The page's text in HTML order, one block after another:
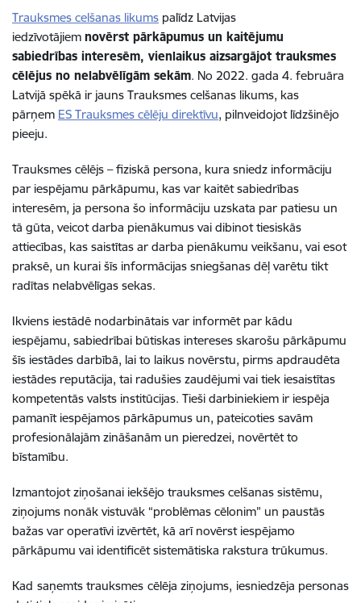
Trauksmes celšanas likums palīdz Latvijas
iedzīvotājiem novērst pārkāpumus un kaitējumu
sabiedrības interesēm, vienlaikus aizsargājot trauksmes
cēlējus no nelabvēlīgām sekām. No 2022. gada 4. februāra
Latvijā spēkā ir jauns Trauksmes celšanas likums, kas
pārņem ES Trauksmes cēlēju direktīvu, pilnveidojot līdzšinējo
pieeju.
Trauksmes cēlējs – fiziskā persona, kura sniedz informāciju
par iespējamu pārkāpumu, kas var kaitēt sabiedrības
interesēm, ja persona šo informāciju uzskata par patiesu un
tā gūta, veicot darba pienākumus vai dibinot tiesiskās
attiecības, kas saistītas ar darba pienākumu veikšanu, vai esot
praksē, un kurai šīs informācijas sniegšanas dēļ varētu tikt
radītas nelabvēlīgas sekas.
Ikviens iestādē nodarbinātais var informēt par kādu
iespējamu, sabiedrībai būtiskas intereses skarošu pārkāpumu
šīs iestādes darbībā, lai to laikus novērstu, pirms apdraudēta
iestādes reputācija, tai radušies zaudējumi vai tiek iesaistītas
kompetentās valsts institūcijas. Tieši darbiniekiem ir iespēja
pamanīt iespējamos pārkāpumus un, pateicoties savām
profesionālajām zināšanām un pieredzei, novērtēt to
bīstamību.
Izmantojot ziņošanai iekšējo trauksmes celšanas sistēmu,
ziņojums nonāk vistuvāk “problēmas cēlonim” un paustās
bažas var operatīvi izvērtēt, kā arī novērst iespējamo
pārkāpumu vai identificēt sistemātiska rakstura trūkumus.
Kad saņemts trauksmes cēlēja ziņojums, iesniedzēja personas